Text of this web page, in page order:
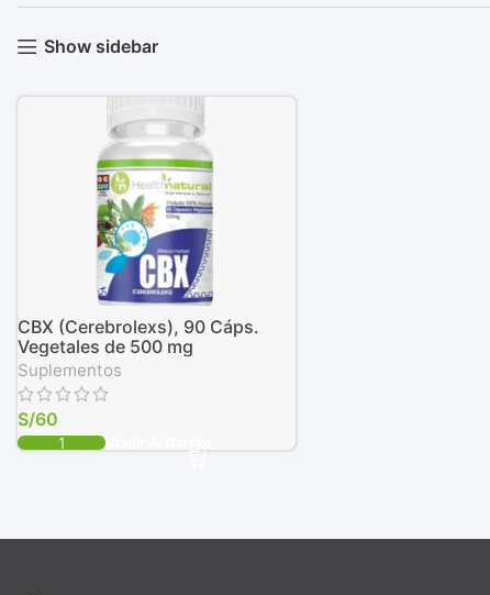
Show sidebar
CBX (Cerebrolexs), 90 Cáps.
Vegetales de 500 mg
Suplementos
S/60
Añadir Al Carrito